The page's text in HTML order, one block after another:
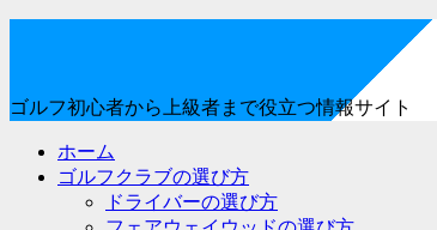
ゴルフ初心者から上級者まで役立つ情報サイト
ホーム
ゴルフクラブの選び方
ドライバーの選び方